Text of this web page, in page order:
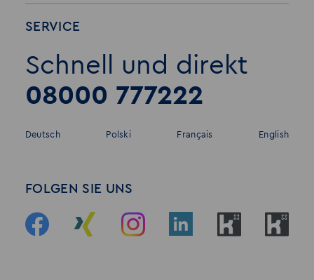
SERVICE
Schnell und direkt
08000 777222
Deutsch Polski Français English
FOLGEN SIE UNS